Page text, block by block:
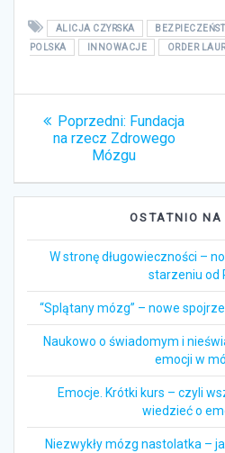
ALICJA CZYRSKA
POLSKA
INNOWACJE ORDER
wpisuPoprzedni: Poprzedni
wpis:
Fundacja
na rzecz Zdrowego
Mózgu
OSTATNIO NA
W stronę długowieczności –
starzeniu od
“Splątany mózg” – nowe
Naukowo o świadomym i
emocji w
Emocje. Krótki kurs – czyli
wiedzieć o
Niezwykły mózg nastolatka –